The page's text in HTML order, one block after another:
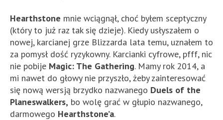
Hearthstone mnie wciągnął, choć byłem sceptyczny
(który to już raz tak się dzieje). Kiedy usłyszałem o
nowej, karcianej grze Blizzarda lata temu, uznałem to
za pomysł dość ryzykowny. Karcianki cyfrowe, pfff, nic
nie pobije Magic: The Gathering. Mamy rok 2014, a
mi nawet do głowy nie przyszło, żeby zainteresować
się nową wersją brzydko nazwanego Duels of the
Planeswalkers, bo wolę grać w głupio nazwanego,
darmowego Hearthstone’a.